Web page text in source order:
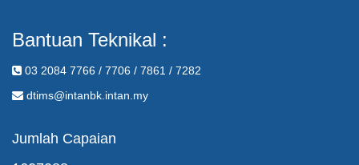
Bantuan Teknikal :
03 2084 7766 / 7706 / 7861 / 7282
dtims@intanbk.intan.my
Jumlah Capaian